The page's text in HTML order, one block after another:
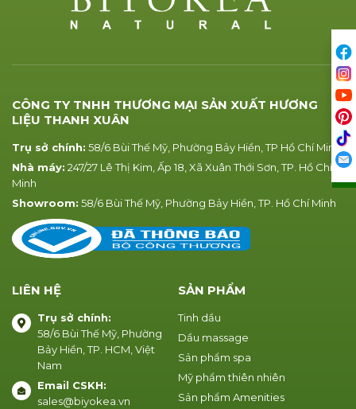
CÔNG TY TNHH THƯƠNG MẠI SẢN XUẤT HƯƠNG
LIỆU THANH XUÂN
Trụ sở chính: 58/6 Bùi Thế Mỹ, Phường Bảy Hiền, TP Hồ Chí Minh
Nhà máy: 247/27 Lê Thị Kim, Ấp 18, Xã Xuân Thới Sơn, TP. Hồ Chí
Minh
Showroom: 58/6 Bùi Thế Mỹ, Phường Bảy Hiền, TP. Hồ Chí Minh
SẢN PHẨM
Tinh dầu
Dầu massage
Sản phẩm spa
Mỹ phẩm thiên nhiên
Sản phẩm Amenities
LIÊN HỆ
Trụ sở chính:
58/6 Bùi Thế Mỹ, Phường
Bảy Hiền, TP. HCM, Việt
Nam
Email CSKH:
sales@biyokea.vn